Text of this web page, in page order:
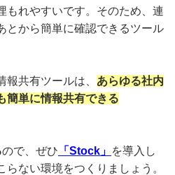
もれやすいです。そのため、連
とから簡単に確認できるツール
共有ツールは、 あらゆる社内
簡単に情報共有できる
ので、ぜひ 「Stock」 を導入し
ない環境をつくりましょう。